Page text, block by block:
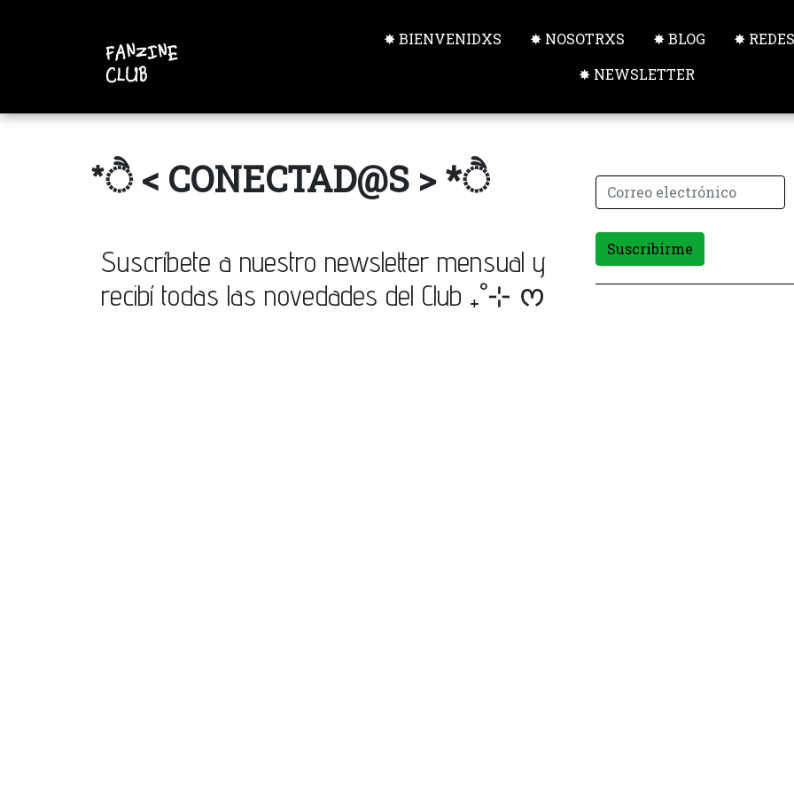
✸ BIENVENIDXS ✸ NOSOTRXS ✸ BLOG ✸ REDES
✸ NEWSLETTER
*ੈ < CONECTAD@S > *ੈ
Suscríbete a nuestro newsletter mensual y
recibí todas las novedades del Club ₊˚⊹ ᰔ
Suscribirme